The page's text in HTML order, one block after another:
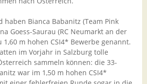
haben Bianca Babanitz (Team Pink
Goess-Saurau (RC Neumarkt an der
1,60 m hohen CSI4* Bewerbe genannt.
im Vorjahr in Salzburg tolle
sammeln können: die 33-
war im 1,50 m hohen CSI4*